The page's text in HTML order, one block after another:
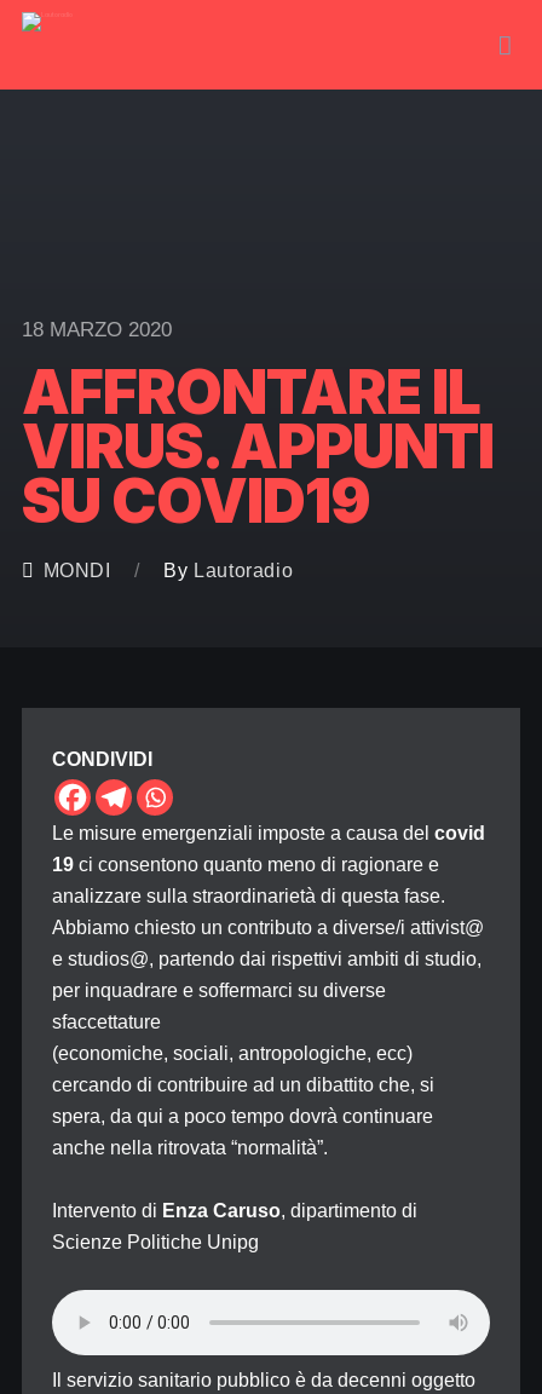
18 MARZO 2020
AFFRONTARE IL
VIRUS. APPUNTI
SU COVID19
MONDI By Lautoradio
CONDIVIDI
Le misure emergenziali imposte a causa del covid
19ci consentono quanto meno di ragionare e
analizzare sulla straordinarietà di questa fase.
Abbiamo chiesto un contributo a diverse/i attivist@
e studios@, partendo dai rispettivi ambiti di studio,
per inquadrare e soffermarci su diverse
sfaccettature
(economiche, sociali, antropologiche, ecc)
cercando di contribuire ad un dibattito che, si
spera, da qui a poco tempo dovrà continuare
anche nella ritrovata “normalità”.
Intervento di Enza Caruso, dipartimento di
Scienze Politiche Unipg
Il servizio sanitario pubblico è da decenni oggetto